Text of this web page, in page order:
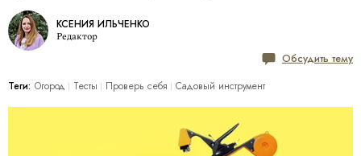
КСЕНИЯ ИЛЬЧЕНКО
Редактор
Обсудить тему
Теги: Огород Тесты Проверь себя Садовый инструмент